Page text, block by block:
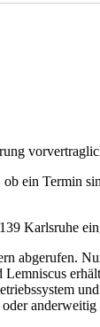
ein Termin
Karlsruhe
abgerufen.
anderweitig